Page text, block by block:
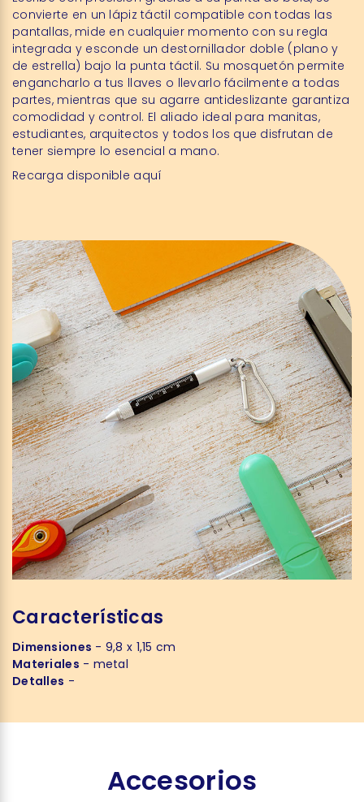
convierte en un lápiz táctil compatible con todas las
pantallas, mide en cualquier momento con su regla
integrada y esconde un destornillador doble (plano y
de estrella) bajo la punta táctil. Su mosquetón permite
engancharlo a tus llaves o llevarlo fácilmente a todas
partes, mientras que su agarre antideslizante garantiza
comodidad y control. El aliado ideal para manitas,
estudiantes, arquitectos y todos los que disfrutan de
tener siempre lo esencial a mano.
Recarga disponible aquí
Características
Dimensiones - 9,8 x 1,15 cm
Materiales - metal
Detalles -
Accesorios